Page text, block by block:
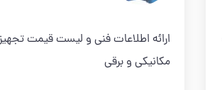
ارائه اطلاعات فنی و لیست قیمت
مکانیکی و برقی